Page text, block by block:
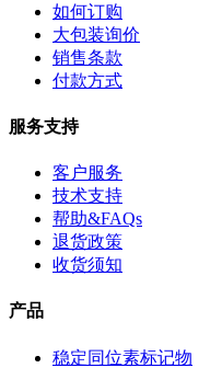
如何订购
大包装询价
销售条款
付款方式
服务支持
客户服务
技术支持
帮助&FAQs
退货政策
收货须知
产品
稳定同位素标记物